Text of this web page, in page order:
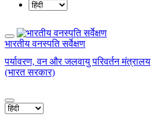
भारतीय वनस्पति सर्वेक्षण
पर्यावरण, वन और जलवायु परिवर्तन मंत्रालय
(भारत सरकार)